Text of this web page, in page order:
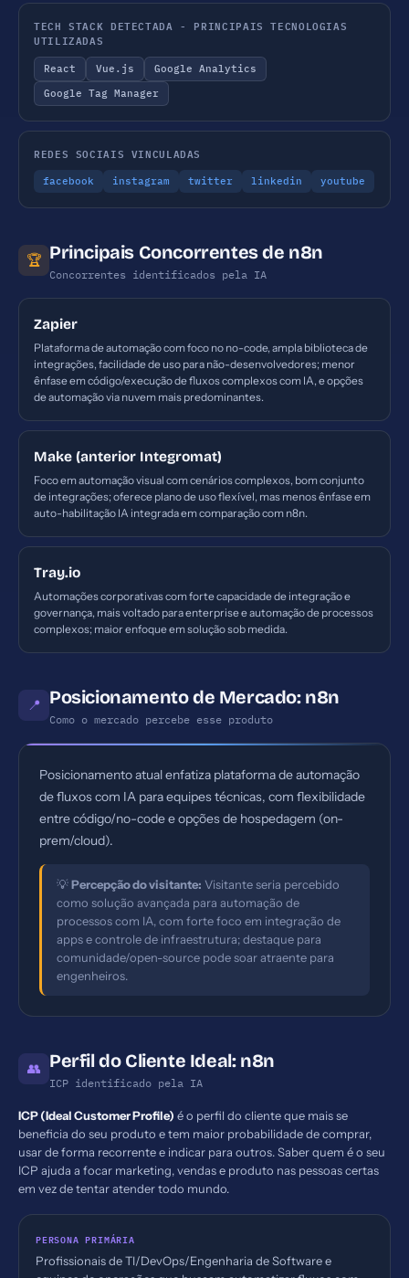
TECH STACK DETECTADA - PRINCIPAIS TECNOLOGIAS
UTILIZADAS
React Vue.js
Google Analytics
Google Tag Manager
REDES SOCIAIS VINCULADAS
facebook instagram twitter linkedin youtube
🏆 Principais Concorrentes de n8n
Concorrentes identificados pela IA
Zapier
Plataforma de automação com foco no no-code, ampla biblioteca de
integrações, facilidade de uso para não-desenvolvedores; menor
ênfase em código/execução de fluxos complexos com IA, e opções
de automação via nuvem mais predominantes.
Make (anterior Integromat)
Foco em automação visual com cenários complexos, bom conjunto
de integrações; oferece plano de uso flexível, mas menos ênfase em
auto-habilitação IA integrada em comparação com n8n.
Tray.io
Automações corporativas com forte capacidade de integração e
governança, mais voltado para enterprise e automação de processos
complexos; maior enfoque em solução sob medida.
📍 Posicionamento de Mercado: n8n
Como o mercado percebe esse produto
Posicionamento atual enfatiza plataforma de automação
de fluxos com IA para equipes técnicas, com flexibilidade
entre código/no-code e opções de hospedagem (on-
prem/cloud).
💡Percepção do visitante: Visitante seria percebido
como solução avançada para automação de
processos com IA, com forte foco em integração de
apps e controle de infraestrutura; destaque para
comunidade/open-source pode soar atraente para
engenheiros.
👥 Perfil do Cliente Ideal: n8n
ICP identificado pela IA
ICP (Ideal Customer Profile) é o perfil do cliente que mais se
beneficia do seu produto e tem maior probabilidade de comprar,
usar de forma recorrente e indicar para outros. Saber quem é o seu
ICP ajuda a focar marketing, vendas e produto nas pessoas certas
em vez de tentar atender todo mundo.
PERSONA PRIMÁRIA
Profissionais de TI/DevOps/Engenharia de Software e